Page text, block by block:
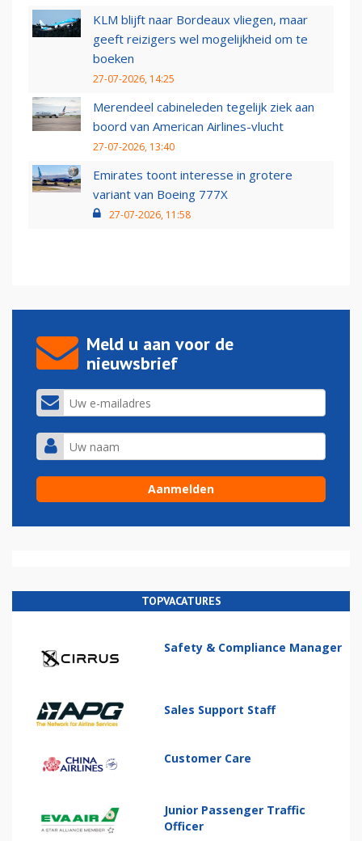
KLM blijft naar Bordeaux vliegen, maar
geeft reizigers wel mogelijkheid om te
boeken
27-07-2026, 14:25
Merendeel cabineleden tegelijk ziek aan
boord van American Airlines-vlucht
27-07-2026, 13:40
Emirates toont interesse in grotere
variant van Boeing 777X
27-07-2026, 11:58
Meld u aan voor de
nieuwsbrief
TOPVACATURES
Safety & Compliance Manager
Sales Support Staff
Customer Care
Junior Passenger Traffic
Officer